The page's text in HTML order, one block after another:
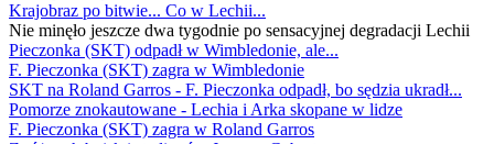
Krajobraz po bitwie... Co w Lechii...
Nie minęło jeszcze dwa tygodnie po sensacyjnej degradacji Lechii
Pieczonka (SKT) odpadł w Wimbledonie, ale...
F. Pieczonka (SKT) zagra w Wimbledonie
SKT na Roland Garros - F. Pieczonka odpadł, bo sędzia ukradł...
Pomorze znokautowane - Lechia i Arka skopane w lidze
F. Pieczonka (SKT) zagra w Roland Garros